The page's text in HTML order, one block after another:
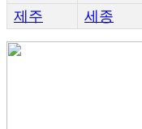
제주
세종